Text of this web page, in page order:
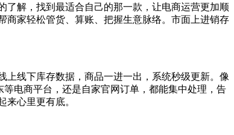
了解，找到最适合自己的那一款，让电商运营更加顺
商家轻松管货、算账、把握生意脉络。市面上进销存
线下库存数据，商品一进一出，系统秒级更新。像
电商平台，还是自家官网订单，都能集中处理，告
心里更有底。